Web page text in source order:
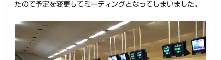
たので予定を変更してミーティングとなってしまいました。